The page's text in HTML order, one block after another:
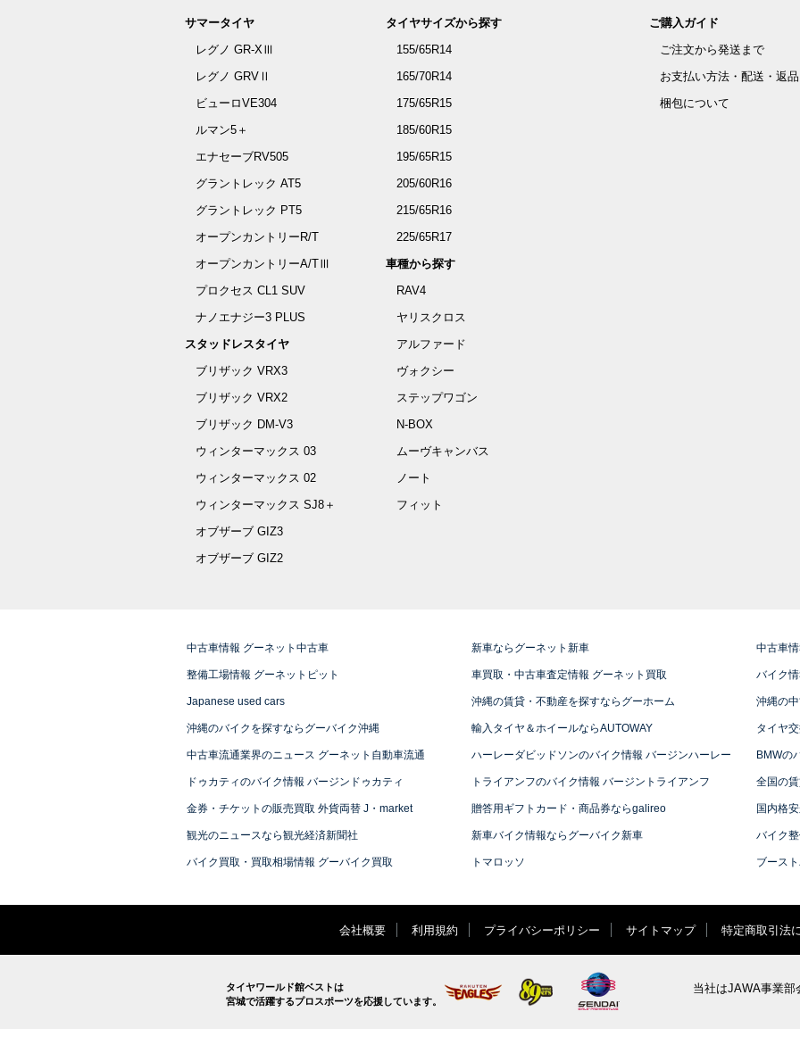
サマータイヤ
レグノ GR-XⅢ
レグノ GRVⅡ
ビューロVE304
ルマン5＋
エナセーブRV505
グラントレック AT5
グラントレック PT5
オープンカントリーR/T
オープンカントリーA/TⅢ
プロクセス CL1 SUV
ナノエナジー3 PLUS
スタッドレスタイヤ
ブリザック VRX3
ブリザック VRX2
ブリザック DM-V3
ウィンターマックス 03
ウィンターマックス 02
ウィンターマックス SJ8＋
オブザーブ GIZ3
オブザーブ GIZ2
タイヤサイズから探す
155/65R14
165/70R14
175/65R15
185/60R15
195/65R15
205/60R16
215/65R16
225/65R17
車種から探す
RAV4
ヤリスクロス
アルファード
ヴォクシー
ステップワゴン
N-BOX
ムーヴキャンバス
ノート
フィット
ご購入ガイド
ご注文から発送まで
お支払い方法・配送・返品
梱包について
中古車情報 グーネット中古車 新車ならグーネット新車 中古車
整備工場情報 グーネットピット 車買取・中古車査定情報 グーネット買取 バイク
Japanese used cars 沖縄の賃貸・不動産を探すならグーホーム 沖縄の
沖縄のバイクを探すならグーバイク沖縄 輸入タイヤ＆ホイールならAUTOWAY タイヤ
中古車流通業界のニュース グーネット自動車流通 ハーレーダビッドソンのバイク情報 バージンハーレー BMWの
ドゥカティのバイク情報 バージンドゥカティ トライアンフのバイク情報 バージントライアンフ 全国の
金券・チケットの販売買取 外貨両替 J・market 贈答用ギフトカード・商品券ならgalireo 国内格
観光のニュースなら観光経済新聞社 新車バイク情報ならグーバイク新車 バイク
バイク買取・買取相場情報 グーバイク買取 トマロッソ ブース
会社概要 利用規約 プライバシーポリシー サイトマップ 特定商取引法
タイヤワールド館ベストは
宮城で活躍するプロスポーツを応援しています。
当社はJAWA事業部